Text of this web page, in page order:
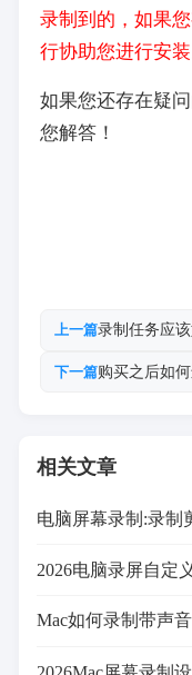
录制到的，如果
行协助您进行安装
如果您还存在疑
您解答！
上一篇录制任务应
下一篇购买之后如
相关文章
电脑屏幕录制:录
2026电脑录屏自定
Mac如何录制带声